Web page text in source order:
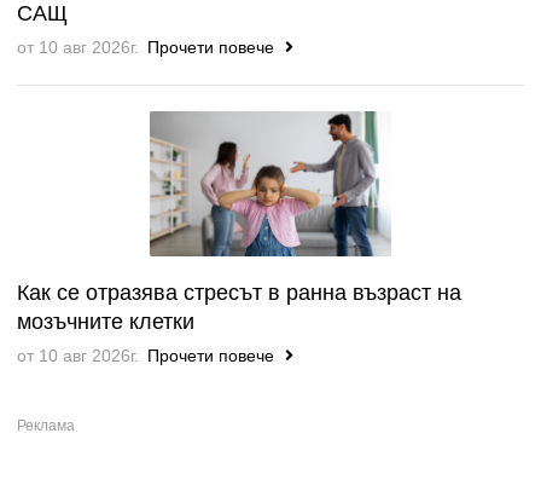
САЩ
от 10 авг 2026г. Прочети повече
Как се отразява стресът в ранна възраст на
мозъчните клетки
от 10 авг 2026г. Прочети повече